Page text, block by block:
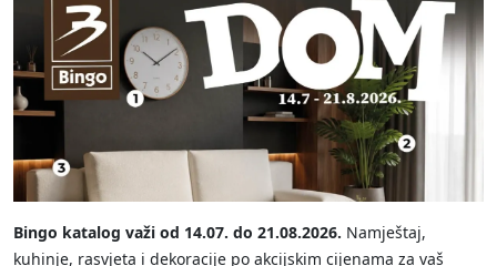
Bingo katalog važi od 14.07. do 21.08.2026. Namještaj,
kuhinje, rasvjeta i dekoracije po akcijskim cijenama za vaš